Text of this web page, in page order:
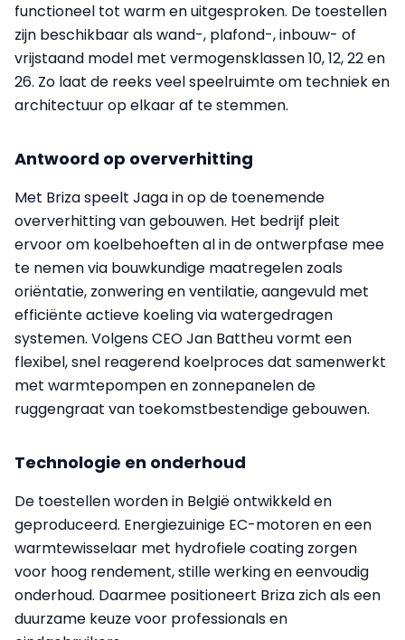
functioneel tot warm en uitgesproken. De toestellen
zijn beschikbaar als wand-, plafond-, inbouw- of
vrijstaand model met vermogensklassen 10, 12, 22 en
26. Zo laat de reeks veel speelruimte om techniek en
architectuur op elkaar af te stemmen.
Antwoord op oververhitting
Met Briza speelt Jaga in op de toenemende
oververhitting van gebouwen. Het bedrijf pleit
ervoor om koelbehoeften al in de ontwerpfase mee
te nemen via bouwkundige maatregelen zoals
oriëntatie, zonwering en ventilatie, aangevuld met
efficiënte actieve koeling via watergedragen
systemen. Volgens CEO Jan Battheu vormt een
flexibel, snel reagerend koelproces dat samenwerkt
met warmtepompen en zonnepanelen de
ruggengraat van toekomstbestendige gebouwen.
Technologie en onderhoud
De toestellen worden in België ontwikkeld en
geproduceerd. Energiezuinige EC-motoren en een
warmtewisselaar met hydrofiele coating zorgen
voor hoog rendement, stille werking en eenvoudig
onderhoud. Daarmee positioneert Briza zich als een
duurzame keuze voor professionals en